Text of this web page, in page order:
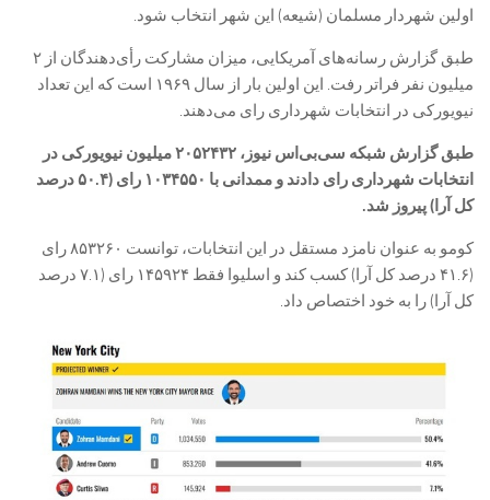
اولین شهردار مسلمان (شیعه) این شهر انتخاب شود.
طبق گزارش رسانه‌های آمریکایی، میزان مشارکت رأی‌دهندگان از ۲
میلیون نفر فراتر رفت. این اولین بار از سال ۱۹۶۹ است که این تعداد
نیویورکی در انتخابات شهرداری رای می‌دهند.
طبق گزارش شبکه سی‌بی‌اس نیوز، ۲۰۵۲۴۳۲ میلیون نیویورکی در
انتخابات شهرداری رای دادند و ممدانی با ۱۰۳۴۵۵۰ رای (۵۰.۴ درصد
کل آرا) پیروز شد.
کومو به عنوان نامزد مستقل در این انتخابات، توانست ۸۵۳۲۶۰ رای
(۴۱.۶ درصد کل آرا) کسب کند و اسلیوا فقط ۱۴۵۹۲۴ رای (۷.۱ درصد
کل آرا) را به خود اختصاص داد.